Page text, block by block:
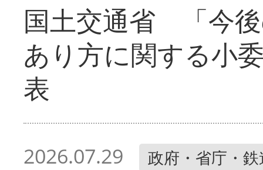
国土交通省 「今
あり方に関する小
表
2026.07.29 政府・省庁・